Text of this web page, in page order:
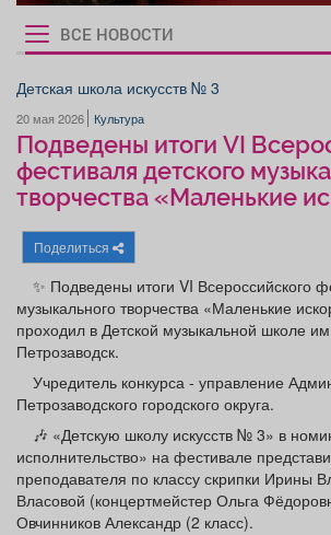
Объявления Недвижимость
Работа Транспорт
Афиша
Товары Поздравления
ТВ программа Я - пенсионер
Рукбрики
новостей
ВСЕ НОВОСТИ
Детская школа искусств № 3
20 мая 2026 Культура
Подведены итоги VI
фестиваля детского
творчества «Маленькие
Поделиться
✨ Подведены итоги VI Всероссийского
музыкального творчества «Маленькие
проходил в Детской музыкальной школе
Петрозаводск.
Учредитель конкурса - управление
Петрозаводского городского округа.
🎶 «Детскую школу искусств № 3» в
исполнительство» на фестивале
преподавателя по классу скрипки Ирины
Власовой (концертмейстер Ольга
Овчинников Александр (2 класс).